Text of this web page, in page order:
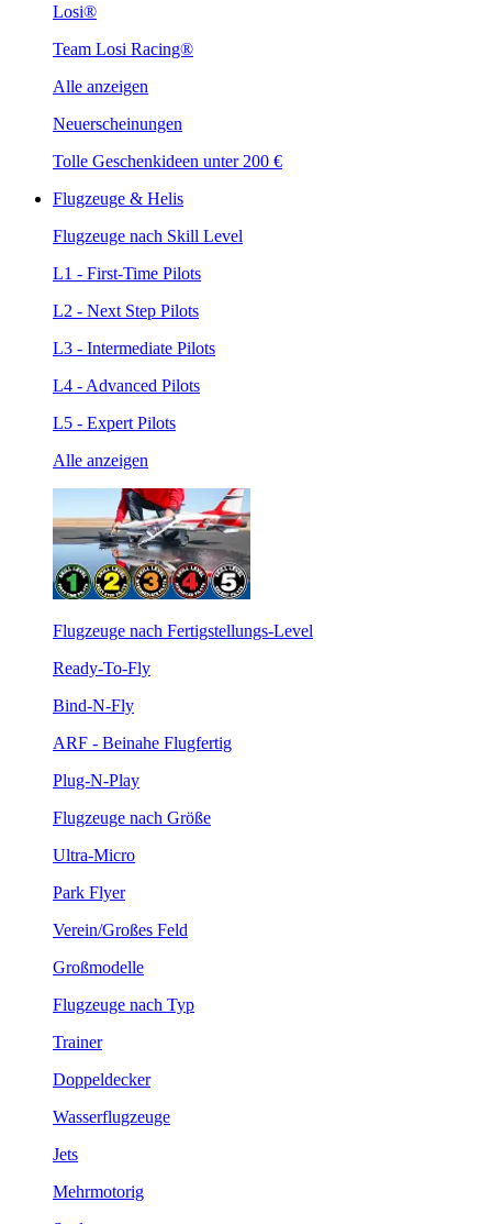
Losi®
Team Losi Racing®
Alle anzeigen
Neuerscheinungen
Tolle Geschenkideen unter 200 €
Flugzeuge & Helis
Flugzeuge nach Skill Level
L1 - First-Time Pilots
L2 - Next Step Pilots
L3 - Intermediate Pilots
L4 - Advanced Pilots
L5 - Expert Pilots
Alle anzeigen
Flugzeuge nach Fertigstellungs-Level
Ready-To-Fly
Bind-N-Fly
ARF - Beinahe Flugfertig
Plug-N-Play
Flugzeuge nach Größe
Ultra-Micro
Park Flyer
Verein/Großes Feld
Großmodelle
Flugzeuge nach Typ
Trainer
Doppeldecker
Wasserflugzeuge
Jets
Mehrmotorig